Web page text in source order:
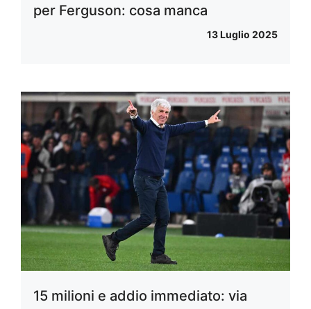
per Ferguson: cosa manca
13 Luglio 2025
15 milioni e addio immediato: via